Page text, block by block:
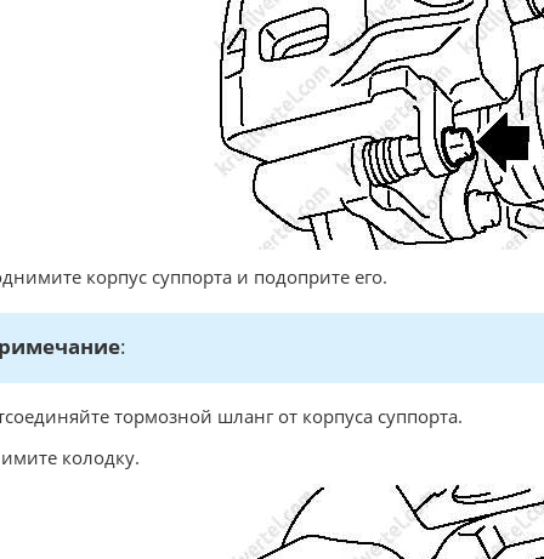
корпус суппорта и подоприте его.
:
тормозной шланг от корпуса суппорта.
колодку.